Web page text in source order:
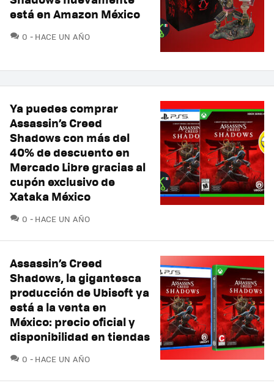
está en Amazon México
0 COMENTARIOS
HACE UN AÑO
Ya puedes comprar
Assassin’s Creed
Shadows con más del
40% de descuento en
Mercado Libre gracias al
cupón exclusivo de
Xataka México
0 COMENTARIOS
HACE UN AÑO
Assassin’s Creed
Shadows, la gigantesca
producción de Ubisoft ya
está a la venta en
México: precio oficial y
disponibilidad en tiendas
0 COMENTARIOS
HACE UN AÑO